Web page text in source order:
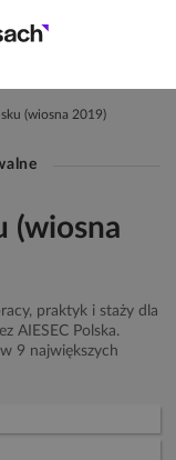
(wiosna 2019)
(wiosna
praktyk i staży dla
AIESEC Polska.
9 największych